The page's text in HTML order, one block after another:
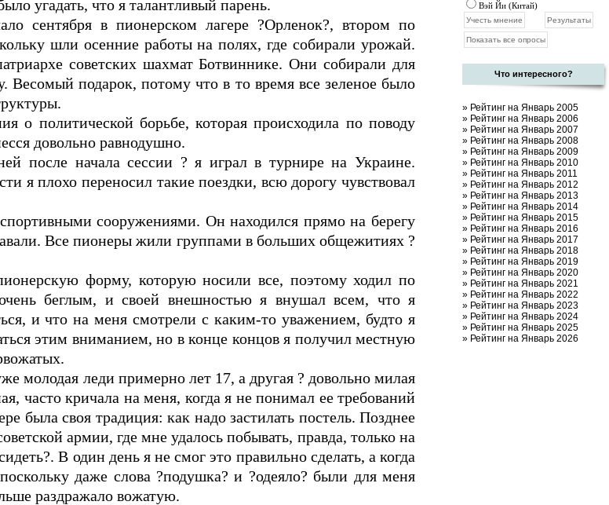
угадать, что я талантливый парень.
сентября в пионерском лагере ?Орленок?, втором по
шли осенние работы на полях, где собирали урожай.
советских шахмат Ботвиннике. Они собирали для
подарок, потому что в то время все зеленое было
о политической борьбе, которая происходила по поводу
довольно равнодушно.
после начала сессии ? я играл в турнире на Украине.
я плохо переносил такие поездки, всю дорогу чувствовал
сооружениями. Он находился прямо на берегу
Все пионеры жили группами в больших общежитиях ?
форму, которую носили все, поэтому ходил по
беглым, и своей внешностью я внушал всем, что я
и что на меня смотрели с каким-то уважением, будто я
этим вниманием, но в конце концов я получил местную
молодая леди примерно лет 17, а другая ? довольно милая
часто кричала на меня, когда я не понимал ее требований
была своя традиция: как надо застилать постель. Позднее
армии, где мне удалось побывать, правда, только на
В один день я не смог это правильно сделать, а когда
даже слова ?подушка? и ?одеяло? были для меня
раздражало вожатую.
Вэй Йи (Китай)
Что интересного?
» Рейтинг на Январь 2005
» Рейтинг на Январь 2006
» Рейтинг на Январь 2007
» Рейтинг на Январь 2008
» Рейтинг на Январь 2009
» Рейтинг на Январь 2010
» Рейтинг на Январь 2011
» Рейтинг на Январь 2012
» Рейтинг на Январь 2013
» Рейтинг на Январь 2014
» Рейтинг на Январь 2015
» Рейтинг на Январь 2016
» Рейтинг на Январь 2017
» Рейтинг на Январь 2018
» Рейтинг на Январь 2019
» Рейтинг на Январь 2020
» Рейтинг на Январь 2021
» Рейтинг на Январь 2022
» Рейтинг на Январь 2023
» Рейтинг на Январь 2024
» Рейтинг на Январь 2025
» Рейтинг на Январь 2026